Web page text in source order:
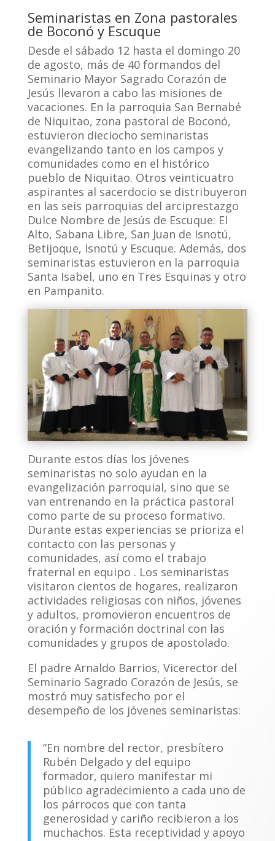
Seminaristas en Zona pastorales
de Boconó y Escuque
Desde el sábado 12 hasta el domingo 20
de agosto, más de 40 formandos del
Seminario Mayor Sagrado Corazón de
Jesús llevaron a cabo las misiones de
vacaciones. En la parroquia San Bernabé
de Niquitao, zona pastoral de Boconó,
estuvieron dieciocho seminaristas
evangelizando tanto en los campos y
comunidades como en el histórico
pueblo de Niquitao. Otros veinticuatro
aspirantes al sacerdocio se distribuyeron
en las seis parroquias del arciprestazgo
Dulce Nombre de Jesús de Escuque: El
Alto, Sabana Libre, San Juan de Isnotú,
Betijoque, Isnotú y Escuque. Además, dos
seminaristas estuvieron en la parroquia
Santa Isabel, uno en Tres Esquinas y otro
en Pampanito.
Durante estos días los jóvenes
seminaristas no solo ayudan en la
evangelización parroquial, sino que se
van entrenando en la práctica pastoral
como parte de su proceso formativo.
Durante estas experiencias se prioriza el
contacto con las personas y
comunidades, así como el trabajo
fraternal en equipo . Los seminaristas
visitaron cientos de hogares, realizaron
actividades religiosas con niños, jóvenes
y adultos, promovieron encuentros de
oración y formación doctrinal con las
comunidades y grupos de apostolado.
El padre Arnaldo Barrios, Vicerector del
Seminario Sagrado Corazón de Jesús, se
mostró muy satisfecho por el
desempeño de los jóvenes seminaristas:
“En nombre del rector, presbítero
Rubén Delgado y del equipo
formador, quiero manifestar mi
público agradecimiento a cada uno de
los párrocos que con tanta
generosidad y cariño recibieron a los
muchachos. Esta receptividad y apoyo